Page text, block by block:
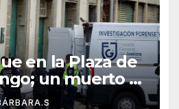
en la Plaza de
un muerto y